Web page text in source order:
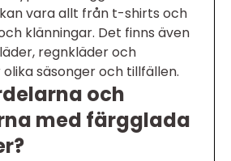
vara allt från t-shirts och
klänningar. Det finns även
regnkläder och
säsonger och tillfällen.
och
med färgglada